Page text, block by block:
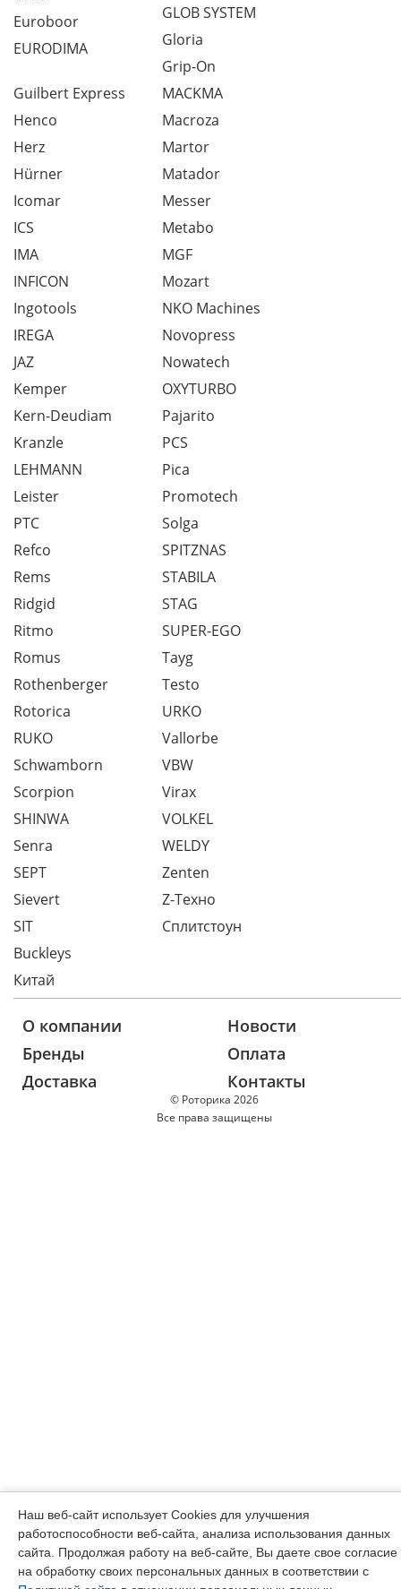
Euroboor
EURODIMA
GLOB SYSTEM
Gloria
Grip-On
Guilbert Express
Henco
Herz
Hürner
Icomar
ICS
IMA
INFICON
Ingotools
IREGA
JAZ
Kemper
Kern-Deudiam
Kranzle
LEHMANN
Leister
MACKMA
Macroza
Martor
Matador
Messer
Metabo
MGF
Mozart
NKO Machines
Novopress
Nowatech
OXYTURBO
Pajarito
PCS
Pica
Promotech
PTC
Refco
Rems
Ridgid
Ritmo
Romus
Rothenberger
Rotorica
RUKO
Schwamborn
Scorpion
SHINWA
Senra
SEPT
Sievert
SIT
Solga
SPITZNAS
STABILA
STAG
SUPER-EGO
Tayg
Testo
URKO
Vallorbe
VBW
Virax
VOLKEL
WELDY
Zenten
Z-Техно
Сплитстоун
Buckleys
Китай
© Роторика 2026
Все права защищены
О компании
Новости
Бренды
Оплата
Доставка
Контакты
Наш веб-сайт использует Cookies для улучшения
работоспособности веб-сайта, анализа использования данных
сайта. Продолжая работу на веб-сайте, Вы даете свое согласие
на обработку своих персональных данных в соответствии с